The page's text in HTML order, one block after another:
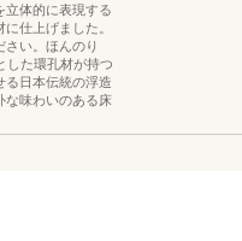
立体的に表現する
仕上げました。
さい。ほんのり
した環孔材が持つ
る日本伝統の浮造
な味わいのある床